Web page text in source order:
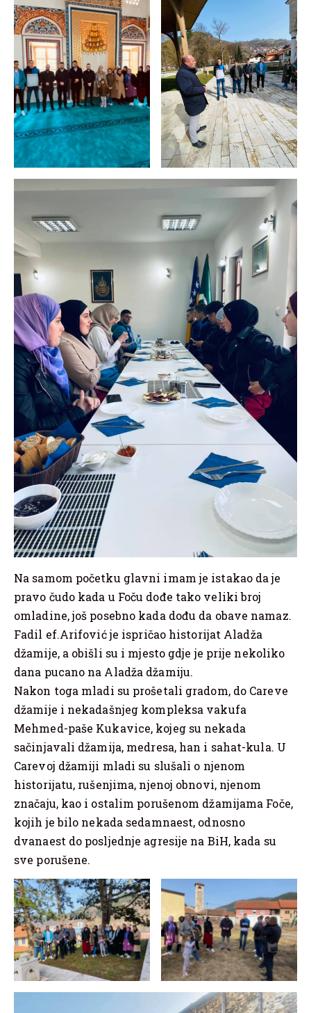
Na samom početku glavni imam je istakao da je
pravo čudo kada u Foču dođe tako veliki broj
omladine, još posebno kada dođu da obave namaz.
Fadil ef.Arifović je ispričao historijat Aladža
džamije, a obišli su i mjesto gdje je prije nekoliko
dana pucano na Aladža džamiju.
Nakon toga mladi su prošetali gradom, do Careve
džamije i nekadašnjeg kompleksa vakufa
Mehmed-paše Kukavice, kojeg su nekada
sačinjavali džamija, medresa, han i sahat-kula. U
Carevoj džamiji mladi su slušali o njenom
historijatu, rušenjima, njenoj obnovi, njenom
značaju, kao i ostalim porušenom džamijama Foče,
kojih je bilo nekada sedamnaest, odnosno
dvanaest do posljednje agresije na BiH, kada su
sve porušene.